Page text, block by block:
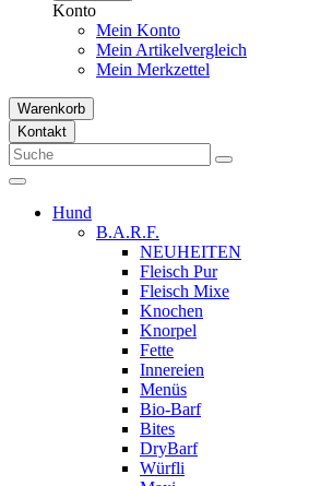
Konto
Mein Konto
Mein Artikelvergleich
Mein Merkzettel
Warenkorb
Kontakt
Hund
B.A.R.F.
NEUHEITEN
Fleisch Pur
Fleisch Mixe
Knochen
Knorpel
Fette
Innereien
Menüs
Bio-Barf
Bites
DryBarf
Würfli